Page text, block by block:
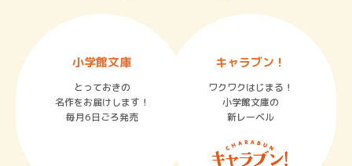
小学館文庫
とっておきの
名作をお届けします！
毎月6日ごろ発売
キャラブン！
ワクワクはじまる！
小学館文庫の
新レーベル